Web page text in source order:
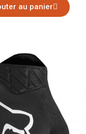
au panier